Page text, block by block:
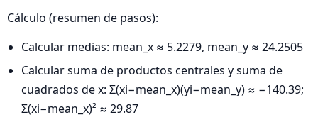
Cálculo (resumen de pasos):
Calcular medias: mean_x ≈ 5.2279, mean_y ≈ 24.2505
Calcular suma de productos centrales y suma de
cuadrados de x: Σ(xi−mean_x)(yi−mean_y) ≈ −140.39;
Σ(xi−mean_x)² ≈ 29.87